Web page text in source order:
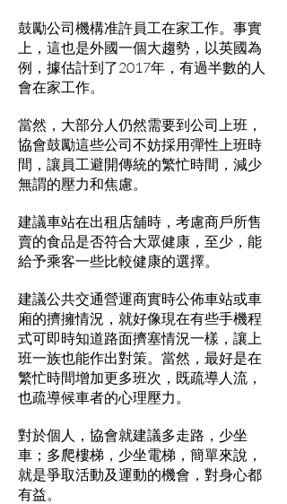
鼓勵公司機構准許員工在家工作。事實
上，這也是外國一個大趨勢，以英國為
例，據估計到了2017年，有過半數的人
會在家工作。
當然，大部分人仍然需要到公司上班，
協會鼓勵這些公司不妨採用彈性上班時
間，讓員工避開傳統的繁忙時間，減少
無謂的壓力和焦慮。
建議車站在出租店舖時，考慮商戶所售
賣的食品是否符合大眾健康，至少，能
給予乘客一些比較健康的選擇。
建議公共交通營運商實時公佈車站或車
廂的擠擁情況，就好像現在有些手機程
式可即時知道路面擠塞情況一樣，讓上
班一族也能作出對策。當然，最好是在
繁忙時間增加更多班次，既疏導人流，
也疏導候車者的心理壓力。
對於個人，協會就建議多走路，少坐
車；多爬樓梯，少坐電梯，簡單來說，
就是爭取活動及運動的機會，對身心都
有益。